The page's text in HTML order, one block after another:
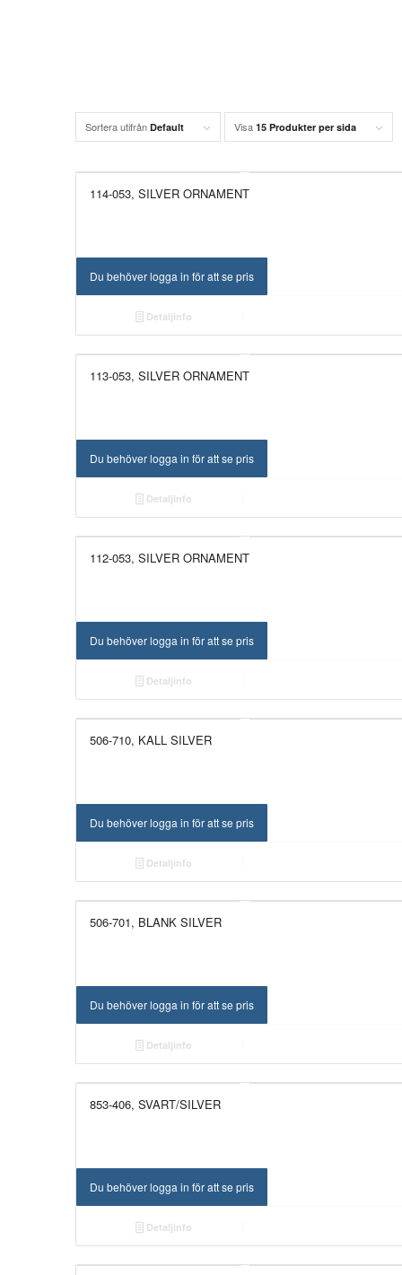
Sortera utifrån Default Visa 15 Produkter per sida
114-053, SILVER ORNAMENT
Du behöver logga in för att se pris
Detaljinfo
113-053, SILVER ORNAMENT
Du behöver logga in för att se pris
Detaljinfo
112-053, SILVER ORNAMENT
Du behöver logga in för att se pris
Detaljinfo
506-710, KALL SILVER
Du behöver logga in för att se pris
Detaljinfo
506-701, BLANK SILVER
Du behöver logga in för att se pris
Detaljinfo
853-406, SVART/SILVER
Du behöver logga in för att se pris
Detaljinfo